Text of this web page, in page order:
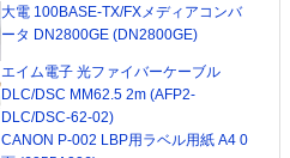
大電 100BASE-TX/FXメディアコンバ
ータ DN2800GE (DN2800GE)
エイム電子 光ファイバーケーブル
DLC/DSC MM62.5 2m (AFP2-
DLC/DSC-62-02)
CANON P-002 LBP用ラベル用紙 A4 0